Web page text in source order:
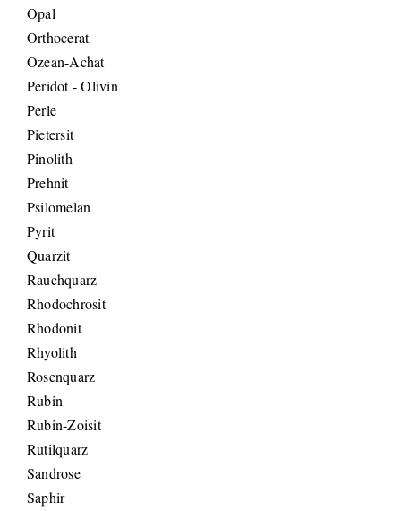
Opal
Orthocerat
Ozean-Achat
Peridot - Olivin
Perle
Pietersit
Pinolith
Prehnit
Psilomelan
Pyrit
Quarzit
Rauchquarz
Rhodochrosit
Rhodonit
Rhyolith
Rosenquarz
Rubin
Rubin-Zoisit
Rutilquarz
Sandrose
Saphir